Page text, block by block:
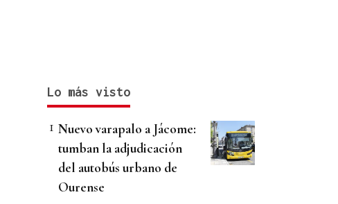
Lo más visto
Nuevo varapalo a Jácome:
tumban la adjudicación
del autobús urbano de
Ourense